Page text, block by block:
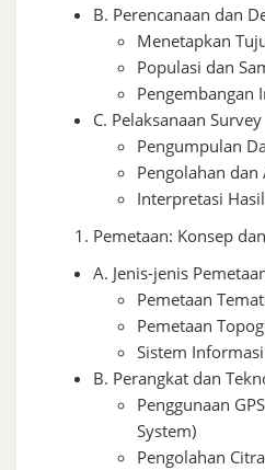
B. Perencanaan dan
Menetapkan
Populasi dan
Pengembangan
C. Pelaksanaan Survey
Pengumpulan
Pengolahan dan
Interpretasi Hasil
Pemetaan: Konsep
A. Jenis-jenis
Pemetaan
Pemetaan
Sistem
B. Perangkat dan
Penggunaan
System)
Pengolahan